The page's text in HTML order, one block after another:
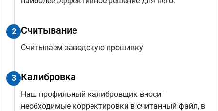
2 Считывание
Считываем заводскую прошивку
3 Калибровка
Наш профильный калибровщик вносит
необходимые корректировки в считанный файл, в